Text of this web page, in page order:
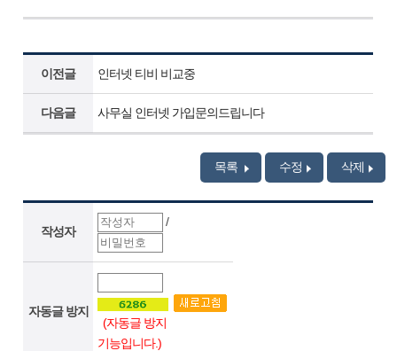
이전글 인터넷 티비 비교중
다음글 사무실 인터넷 가입문의드립니다
목록 수정 삭제
작성자
/
자동글 방지
(자동글 방지
기능입니다.)